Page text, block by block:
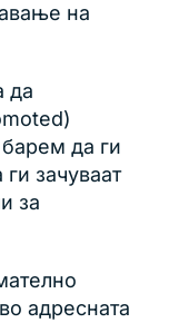
на
да
да ги
зачуваат
за
адресната